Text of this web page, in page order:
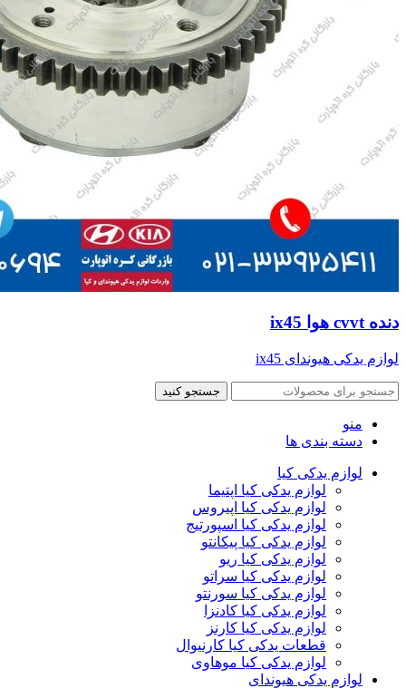
دنده cvvt هوا ix45
لوازم یدکی هیوندای ix45
جستجو کنید
منو
دسته بندی ها
لوازم یدکی کیا
لوازم یدکی کیا اپتیما
لوازم یدکی کیا اپیروس
لوازم یدکی کیا اسپورتیج
لوازم یدکی کیا پیکانتو
لوازم یدکی کیا ریو
لوازم یدکی کیا سراتو
لوازم یدکی کیا سورنتو
لوازم یدکی کیا کادنزا
لوازم یدکی کیا کارنز
قطعات یدکی کیا کارنیوال
لوازم یدکی کیا موهاوی
لوازم یدکی هیوندای